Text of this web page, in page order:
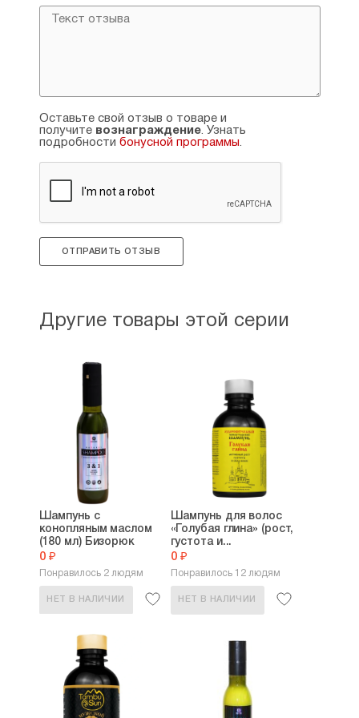
смыть пену водой.
Объем: 200 мл.
Производитель: Россия.
Оставьте свой отзыв о товаре и
получите вознаграждение. Узнать
подробности бонусной программы.
ОТПРАВИТЬ ОТЗЫВ
Другие товары этой серии
Шампунь с
конопляным маслом
(180 мл) Бизорюк
0 ₽
Понравилось 2 людям
НЕТ В НАЛИЧИИ
Шампунь для волос
«Голубая глина» (рост,
густота и...
0 ₽
Понравилось 12 людям
НЕТ В НАЛИЧИИ